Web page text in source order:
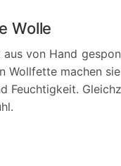
Wolle
von Hand
Wollfette machen
Feuchtigkeit.